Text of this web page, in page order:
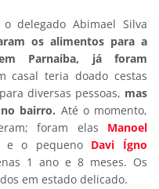
delegado Abimael Silva
os alimentos para a
Parnaíba, já foram
casal teria doado cestas
diversas pessoas, mas
bairro. Até o momento,
foram elas Manoel
e o pequenoDavi Ígno
1 ano e 8 meses. Os
em estado delicado.